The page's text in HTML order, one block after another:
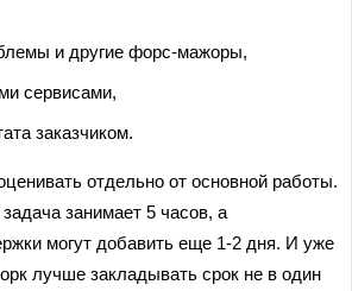
и другие форс-мажоры,
сервисами,
заказчиком.
отдельно от основной работы.
занимает 5 часов, а
могут добавить еще 1-2 дня. И уже
лучше закладывать срок не в один